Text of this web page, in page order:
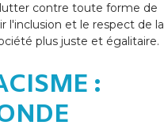
contre toute forme de
l'inclusion et le respect de la
plus juste et égalitaire.
: